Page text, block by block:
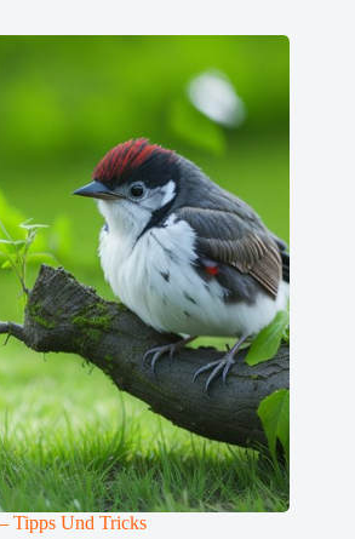
Tipps Und Tricks